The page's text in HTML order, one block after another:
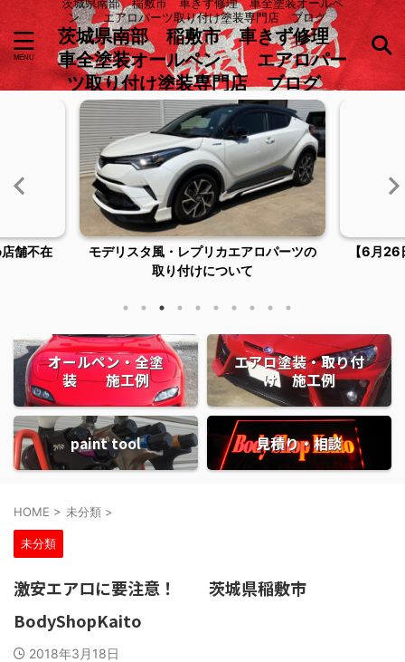
ン エアロパーツ取り付け塗装専門店 ブログ
茨城県南部 稲敷市 車きず修理
車全塗装オールペン エアロパー
ツ取り付け塗装専門店 ブログ
舗不在
モデリスタ風・レプリカエアロパーツの
取り付けについて
【6月
オールペン・全塗
装 施工例
エアロ塗装・取り付
け 施工例
paint tool 見積り・相談
HOME > 未分類 >
未分類
激安エアロに要注意！ 茨城県稲敷市
BodyShopKaito
2018年3月18日